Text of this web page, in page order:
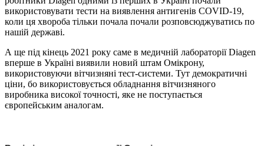
використовувати тести на виявлення антигенів COVID-19,
коли ця хвороба тільки почала почали розповсюджуватись по
нашій державі.
А ще під кінець 2021 року саме в медичній лабораторії Diagen
вперше в Україні виявили новий штам Омікрону,
використовуючи вітчизняні тест-системи. Тут демократичні
ціни, бо використовується обладнання вітчизняного
виробника високої точності, яке не поступається
європейським аналогам.